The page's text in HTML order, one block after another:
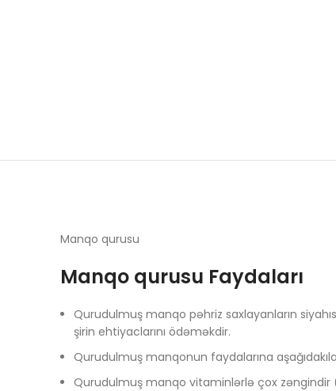
Manqo qurusu
Manqo qurusu Faydaları
Qurudulmuş manqo pəhriz saxlayanların
şirin ehtiyaclarını ödəməkdir.
Qurudulmuş manqonun faydalarına
Qurudulmuş manqo vitaminlərlə çox zəngindir